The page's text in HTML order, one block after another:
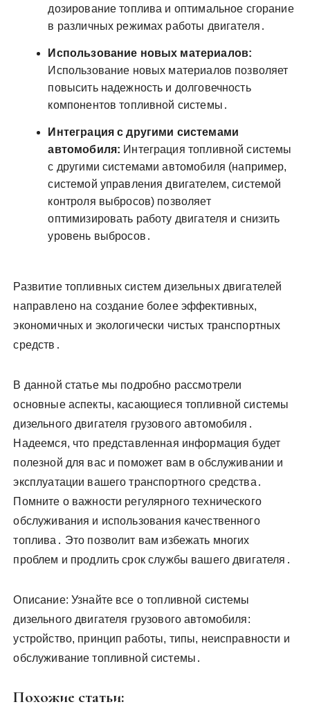
дозирование топлива и оптимальное сгорание
в различных режимах работы двигателя․
Использование новых материалов:
Использование новых материалов позволяет
повысить надежность и долговечность
компонентов топливной системы․
Интеграция с другими системами
автомобиля: Интеграция топливной системы
с другими системами автомобиля (например,
системой управления двигателем, системой
контроля выбросов) позволяет
оптимизировать работу двигателя и снизить
уровень выбросов․
Развитие топливных систем дизельных двигателей
направлено на создание более эффективных,
экономичных и экологически чистых транспортных
средств․
В данной статье мы подробно рассмотрели
основные аспекты, касающиеся топливной системы
дизельного двигателя грузового автомобиля․
Надеемся, что представленная информация будет
полезной для вас и поможет вам в обслуживании и
эксплуатации вашего транспортного средства․
Помните о важности регулярного технического
обслуживания и использования качественного
топлива․ Это позволит вам избежать многих
проблем и продлить срок службы вашего двигателя․
Описание: Узнайте все о топливной системы
дизельного двигателя грузового автомобиля:
устройство, принцип работы, типы, неисправности и
обслуживание топливной системы․
Похожие статьи: